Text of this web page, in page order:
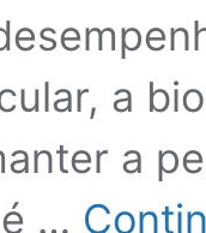
a
a
…